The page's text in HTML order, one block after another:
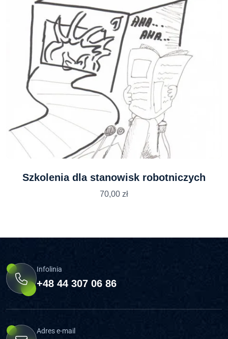
Szkolenia dla stanowisk robotniczych
70,00 zł
Infolinia
+48 44 307 06 86
Adres e-mail